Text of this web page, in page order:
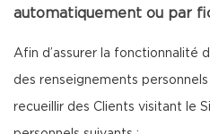
automatiquement ou par
Afin d’assurer la fonctionnalité
des renseignements
recueillir des Clients visitant le